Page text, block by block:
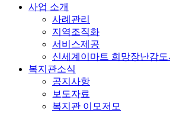
사업 소개
사례관리
지역조직화
서비스제공
신세계이마트 희망장난감
복지관소식
공지사항
보도자료
복지관 이모저모